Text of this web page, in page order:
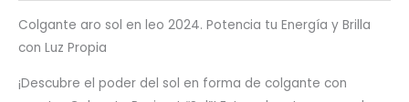
Colgante aro sol en leo 2024. Potencia tu Energía y Brilla
con Luz Propia
¡Descubre el poder del sol en forma de colgante con